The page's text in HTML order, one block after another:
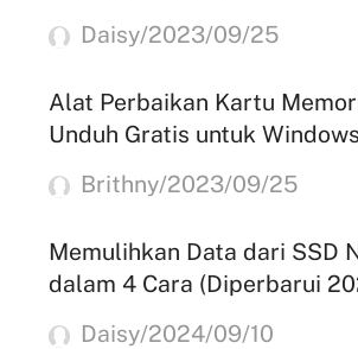
Daisy/2023/09/25
Alat Perbaikan Kartu
Unduh Gratis untuk
Brithny/2023/09/25
Memulihkan Data dari SSD
dalam 4 Cara (Diperbarui
Daisy/2024/09/10